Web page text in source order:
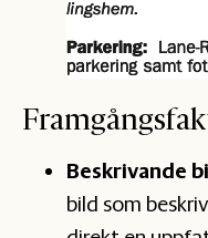
Beskrivande
bild som